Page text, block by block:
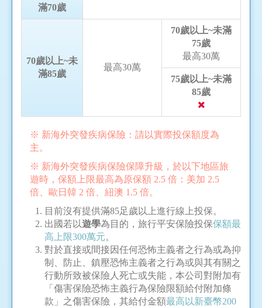
滿70歲
70歲以上~未
滿85歲
最高30萬
70歲以上~未滿
75歲
最高30萬
75歲以上~未滿
85歲
※ 新海外突發疾病保險：請以實際投保額度為
主。
※ 新海外突發疾病保險保障升級，於以下地區旅
遊時，保額上限最高為原保額 2.5 倍：美加 2.5
倍、歐日韓 2 倍、紐澳 1.5 倍。
目前沒有提供滿85足歲以上進行線上投保。
出國若以遊學為目的，旅行平安保險投保保額最
高上限300萬元。
對於直接或間接因任何恐怖主義者之行為或為抑
制、防止、鎮壓恐怖主義者之行為或與其有關之
行動所致被保險人死亡或失能，本公司對附加有
「傷害保險恐怖主義行為保險限額給付附加條
款」之傷害保險，其給付金額最高以新臺幣200